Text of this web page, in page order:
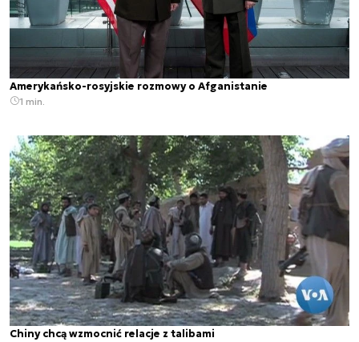
Amerykańsko-rosyjskie rozmowy o Afganistanie
1 min.
Chiny chcą wzmocnić relacje z talibami